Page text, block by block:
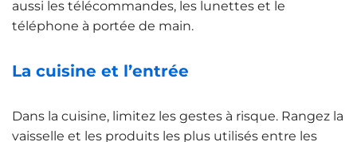
aussi les télécommandes, les lunettes et le
téléphone à portée de main.
La cuisine et l’entrée
Dans la cuisine, limitez les gestes à risque. Rangez la
vaisselle et les produits les plus utilisés entre les